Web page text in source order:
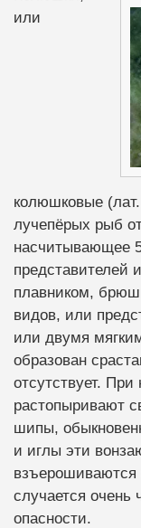
или
колюшковые
лучепёрых рыб
насчитывающее
представителей
плавником,
видов, или
или двумя
образован
отсутствует.
растопыривают
шипы,
и иглы эти
взъерошиваются
случается
опасности.